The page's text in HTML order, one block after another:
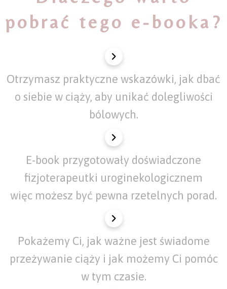
pobrać tego e-booka?
Otrzymasz praktyczne wskazówki, jak dbać
o siebie w ciąży, aby unikać dolegliwości
bólowych.
E-book przygotowały doświadczone
fizjoterapeutki uroginekologicznem
więc możesz być pewna rzetelnych porad.
Pokażemy Ci, jak ważne jest świadome
przeżywanie ciąży i jak możemy Ci pomóc
w tym czasie.